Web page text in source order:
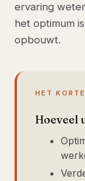
ervaring
het optimum
opbouwt.
HET
Hoeveel